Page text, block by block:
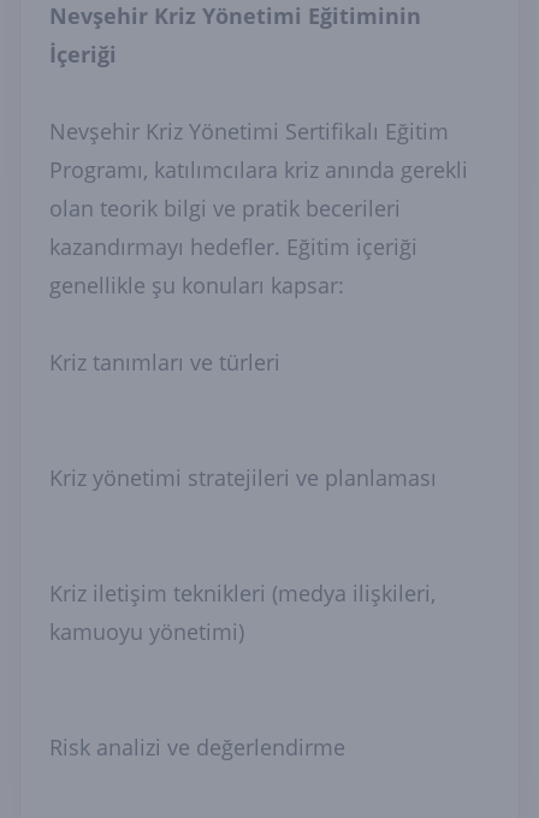
Nevşehir Kriz Yönetimi Eğitiminin
İçeriği
Nevşehir Kriz Yönetimi Sertifikalı Eğitim
Programı, katılımcılara kriz anında gerekli
olan teorik bilgi ve pratik becerileri
kazandırmayı hedefler. Eğitim içeriği
genellikle şu konuları kapsar:
Kriz tanımları ve türleri
Kriz yönetimi stratejileri ve planlaması
Kriz iletişim teknikleri (medya ilişkileri,
kamuoyu yönetimi)
Risk analizi ve değerlendirme